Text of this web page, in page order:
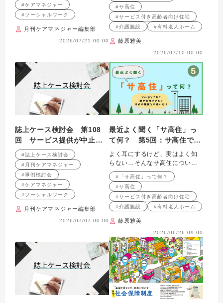
#ケアマネジャー
#ソーシャルワーク
月刊ケアマネジャー編集部
2026/07/21 00:00
#サ高住
#サービス付き高齢者向け住宅
#介護施設
#有料老人ホーム
藤原雅美
2026/07/10 00:00
誌上ケース検討会 第108
回 サービス提供が中止に
なってしまったひとり暮ら
し高齢者への支援を振り返
る （2009年6月号掲載）
#誌上ケース検討会
#月刊ケアマネジャー
#事例検討会
#ケアマネジャー
#ソーシャルワーク
月刊ケアマネジャー編集部
2026/07/07 00:00
最近よく聞く「サ高住」っ
て何？ 第5回：サ高住で働
く人々
よく耳にするけど、実はよく知
らない…そんなサ高住について
解説します
#「サ高住」って何？
#サ高住
#サービス付き高齢者向け住宅
#介護施設
#有料老人ホーム
藤原雅美
2026/06/26 09:00